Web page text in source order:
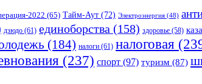
2022 (65) Тайм-Аут (72) Электроэнергия (48)
дзюдо (61) единоборства (158) здоровье (58)
(184) налоги (61) налоговая
(237) спорт (97) туризм (87)